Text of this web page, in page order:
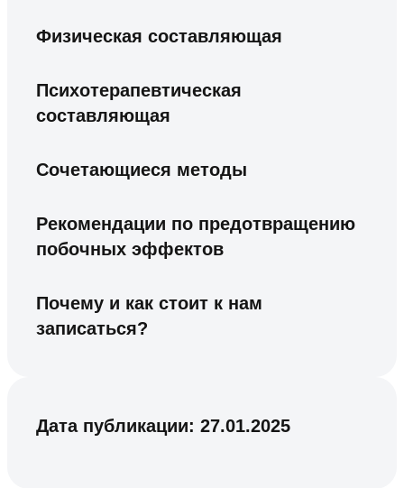
Физическая составляющая
Психотерапевтическая
составляющая
Сочетающиеся методы
Рекомендации по предотвращению
побочных эффектов
Почему и как стоит к нам
записаться?
Дата публикации: 27.01.2025